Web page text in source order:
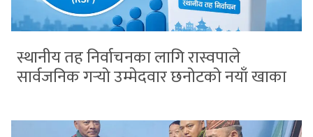
स्थानीय तह निर्वाचनका लागि रास्वपाले
सार्वजनिक गर्‍यो उम्मेदवार छनोटको नयाँ खाका